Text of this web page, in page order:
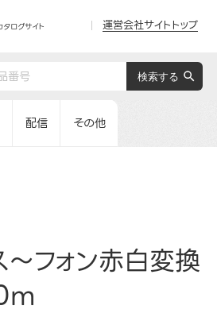
ログサイト 運営会社サイトトップ
配信 その他
～フォン赤白変換